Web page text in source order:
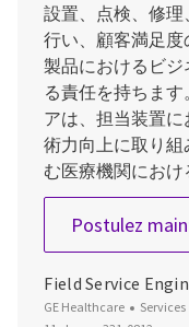
設置、点検、修
行い、顧客満足
製品におけるビ
る責任を持ちま
アは、担当装置
術力向上に取り
む医療機関におけ
Postulez
Field Service
GE Healthcare Services